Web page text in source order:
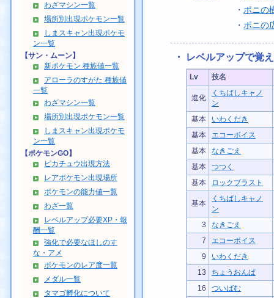
わざマシン一覧
場所別出現ポケモン一覧
しまスキャン出現ポケモ
ン一覧
【サン・ムーン】
新ポケモン 種族値一覧
アローラのすがた 種族値
一覧
わざマシン一覧
場所別出現ポケモン一覧
しまスキャン出現ポケモ
ン一覧
【ポケモンGO】
ピカチュウ出現方法
レアポケモン出現場所
ポケモンの能力値一覧
わざ一覧
レベルアップ必要XP・報
酬一覧
強化で必要なほしのす
な・アメ
ポケモンのレア度一覧
メダル一覧
タマゴ孵化について
・ ポニの
・ ポニの
・ レベルアップで覚
Lv 技名
進化
くちばしキャノ
ン
基本
いわくだき
基本
エコーボイス
基本
なきごえ
基本
つつく
基本
ロックブラスト
基本
くちばしキャノ
ン
3
なきごえ
7
エコーボイス
9
いわくだき
13
ちょうおんぱ
16
ついばむ